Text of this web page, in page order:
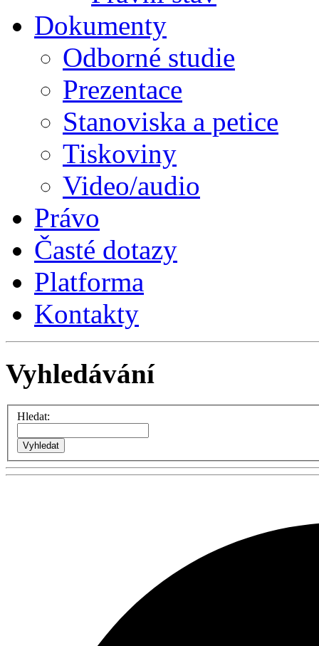
Dokumenty
Odborné studie
Prezentace
Stanoviska a petice
Tiskoviny
Video/audio
Právo
Časté dotazy
Platforma
Kontakty
Vyhledávání
Hledat: